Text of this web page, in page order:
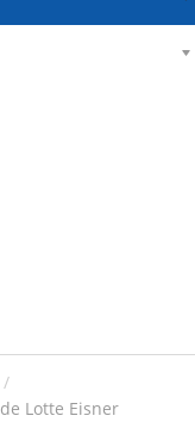
/
Lotte Eisner